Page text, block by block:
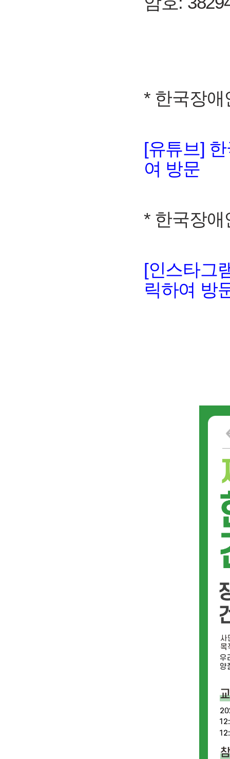
* 한국장애
[유튜브]
여 방문
* 한국장애
[인스타그
릭하여 방